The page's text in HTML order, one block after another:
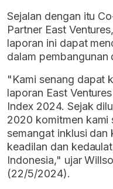
Sejalan dengan itu
Partner East
laporan ini dapat
dalam pembangunan
"Kami senang dapat
laporan East
Index 2024. Sejak
2020 komitmen kami
semangat inklusi
keadilan dan
Indonesia," ujar
(22/5/2024).